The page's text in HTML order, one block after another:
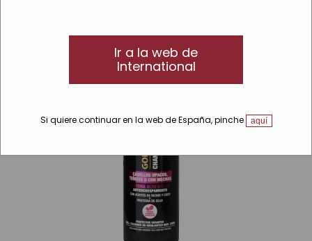
Ir a la web de
International
Si quiere continuar en la web de España, pinche aquí